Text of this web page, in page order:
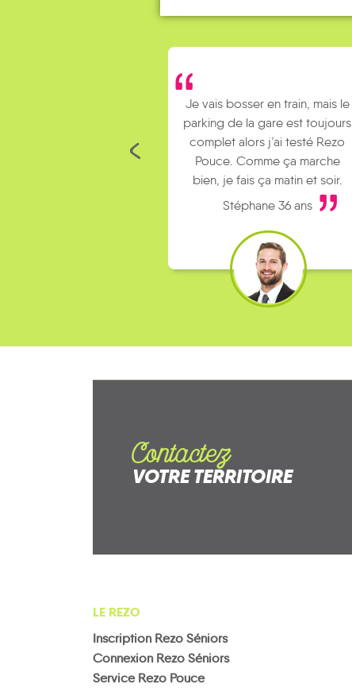
Je vais bosser en train, mais le
parking de la gare est toujours
complet alors j’ai testé Rezo
Pouce. Comme ça marche
bien, je fais ça matin et soir.
Stéphane 36 ans
Contactez
VOTRE TERRITOIRE
LE REZO
Inscription Rezo Séniors
Connexion Rezo Séniors
Service Rezo Pouce